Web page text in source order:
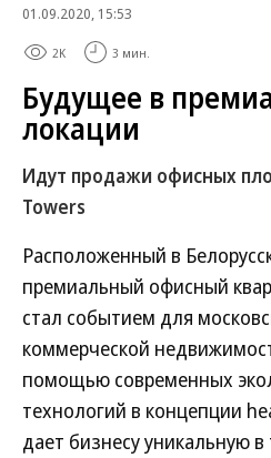
01.09.2020, 15:53
2K 3 мин.
Будущее в
локации
Идут продажи офисных
Towers
Расположенный в
премиальный офисный
стал событием для
коммерческой
помощью современных
технологий в концепции
дает бизнесу уникальную